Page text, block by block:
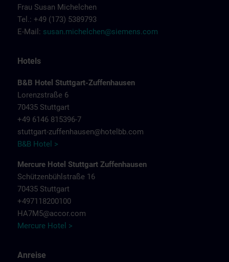
Frau Susan Michelchen
Tel.: +49 (173) 5389793
E-Mail: susan.michelchen@siemens.com
Hotels
B&B Hotel Stuttgart-Zuffenhausen
Lorenzstraße 6
70435 Stuttgart
+49 6146 815396-7
stuttgart-zuffenhausen@hotelbb.com
B&B Hotel >
Mercure Hotel Stuttgart Zuffenhausen
Schützenbühlstraße 16
70435 Stuttgart
+497118200100
HA7M5@accor.com
Mercure Hotel >
Anreise